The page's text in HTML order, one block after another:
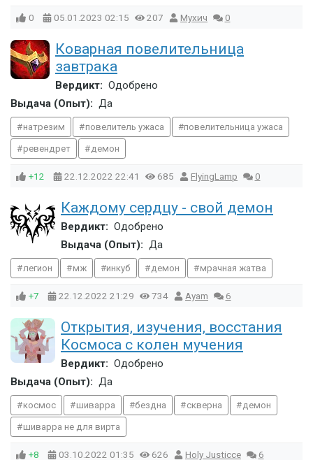
0 05.01.2023 02:15 207 Мухич 0
Коварная повелительница
завтрака
Вердикт: Одобрено
Выдача (Опыт): Да
натрезим повелитель ужаса повелительница ужаса
ревендрет демон
+12 22.12.2022 22:41 685 FlyingLamp 0
Каждому сердцу - свой демон
Вердикт: Одобрено
Выдача (Опыт): Да
легион мж инкуб демон мрачная жатва
+7 22.12.2022 21:29 734 Ayam 6
Открытия, изучения, восстания
Космоса с колен мучения
Вердикт: Одобрено
Выдача (Опыт): Да
космос шиварра бездна скверна демон
шиварра не для вирта
+8 03.10.2022 01:35 626 Holy Justicce 6